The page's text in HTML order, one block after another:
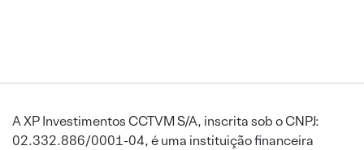
A XP Investimentos CCTVM S/A, inscrita sob o CNPJ:
02.332.886/0001-04, é uma instituição financeira